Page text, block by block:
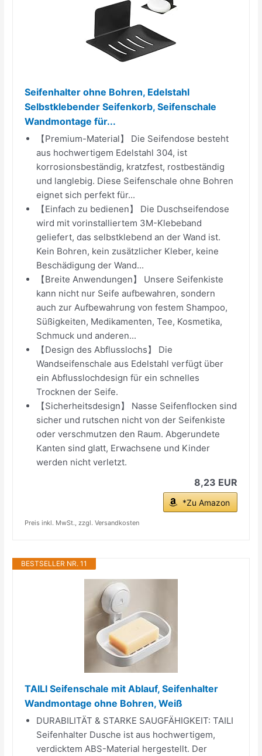
Seifenhalter ohne Bohren, Edelstahl
Selbstklebender Seifenkorb, Seifenschale
Wandmontage für...
【Premium-Material】 Die Seifendose besteht
aus hochwertigem Edelstahl 304, ist
korrosionsbeständig, kratzfest, rostbeständig
und langlebig. Diese Seifenschale ohne Bohren
eignet sich perfekt für...
【Einfach zu bedienen】 Die Duschseifendose
wird mit vorinstalliertem 3M-Klebeband
geliefert, das selbstklebend an der Wand ist.
Kein Bohren, kein zusätzlicher Kleber, keine
Beschädigung der Wand...
【Breite Anwendungen】 Unsere Seifenkiste
kann nicht nur Seife aufbewahren, sondern
auch zur Aufbewahrung von festem Shampoo,
Süßigkeiten, Medikamenten, Tee, Kosmetika,
Schmuck und anderen...
【Design des Abflusslochs】 Die
Wandseifenschale aus Edelstahl verfügt über
ein Abflusslochdesign für ein schnelles
Trocknen der Seife.
【Sicherheitsdesign】 Nasse Seifenflocken sind
sicher und rutschen nicht von der Seifenkiste
oder verschmutzen den Raum. Abgerundete
Kanten sind glatt, Erwachsene und Kinder
werden nicht verletzt.
8,23 EUR
*Zu Amazon
Preis inkl. MwSt., zzgl. Versandkosten
BESTSELLER NR. 11
TAILI Seifenschale mit Ablauf, Seifenhalter
Wandmontage ohne Bohren, Weiß
DURABILITÄT & STARKE SAUGFÄHIGKEIT: TAILI
Seifenhalter Dusche ist aus hochwertigem,
verdicktem ABS-Material hergestellt. Der